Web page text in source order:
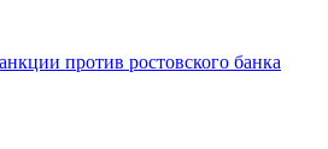
против ростовского банка